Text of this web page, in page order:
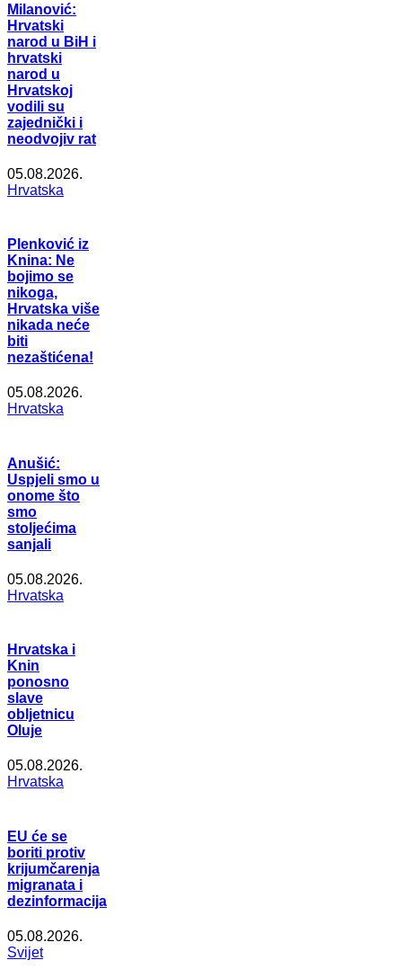
Milanović:
Hrvatski
narod u BiH i
hrvatski
narod u
Hrvatskoj
vodili su
zajednički i
neodvojiv rat
05.08.2026.
Hrvatska
Plenković iz
Knina: Ne
bojimo se
nikoga,
Hrvatska više
nikada neće
biti
nezaštićena!
05.08.2026.
Hrvatska
Anušić:
Uspjeli smo u
onome što
smo
stoljećima
sanjali
05.08.2026.
Hrvatska
Hrvatska i
Knin
ponosno
slave
obljetnicu
Oluje
05.08.2026.
Hrvatska
EU će se
boriti protiv
krijumčarenja
migranata i
dezinformacija
05.08.2026.
Svijet